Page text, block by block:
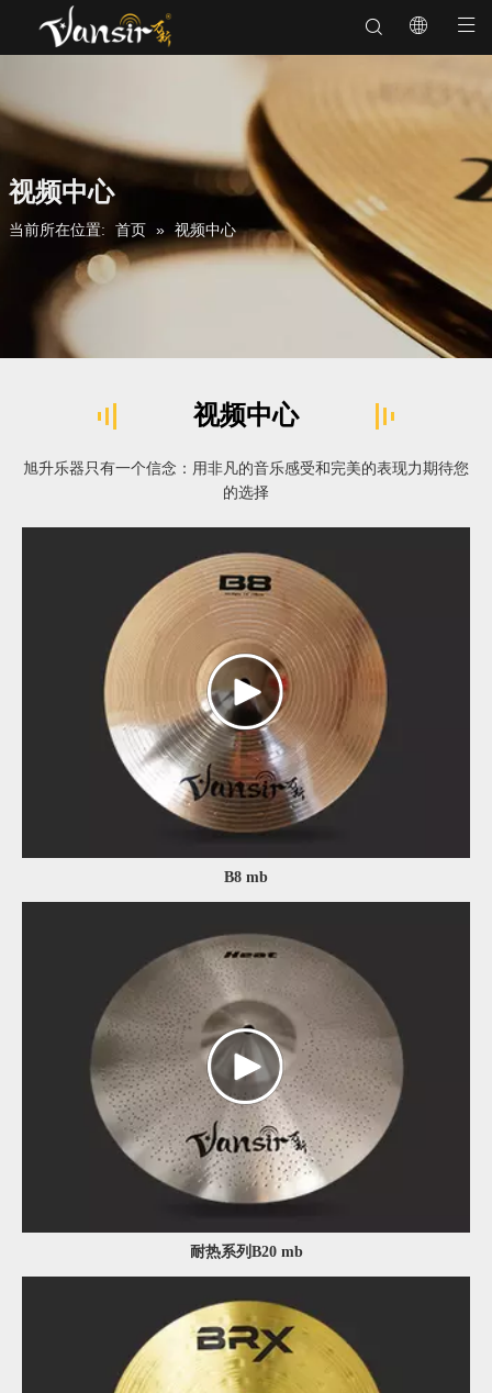
视频中心
当前所在位置: 首页 » 视频中心
视频中心
旭升乐器只有一个信念：用非凡的音乐感受和完美的表现力期待您
的选择
B8 mb
耐热系列B20 mb